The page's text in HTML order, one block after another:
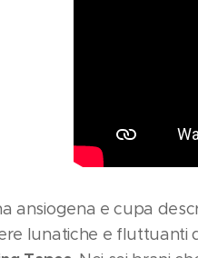
ansiogena e cupa
lunatiche e fluttuanti